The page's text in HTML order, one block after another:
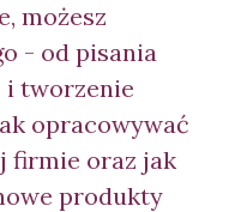
możesz
- od pisania
i tworzenie
opracowywać
firmie oraz jak
produkty